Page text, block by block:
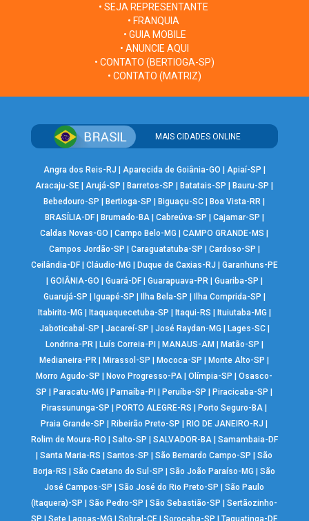
• SEJA REPRESENTANTE
• FRANQUIA
• GUIA MOBILE
• ANUNCIE AQUI
• CONTATO (BERTIOGA-SP)
• CONTATO (MATRIZ)
MAIS CIDADES ONLINE
Angra dos Reis-RJ | Aparecida de Goiânia-GO | Apiaí-SP |
Aracaju-SE | Arujá-SP |Barretos-SP |Batatais-SP |Bauru-SP |
Bebedouro-SP |Bertioga-SP |Biguaçu-SC |Boa Vista-RR |
BRASÍLIA-DF| Brumado-BA| Cabreúva-SP | Cajamar-SP |
Caldas Novas-GO |Campo Belo-MG |CAMPO GRANDE-MS |
Campos Jordão-SP | Caraguatatuba-SP | Cardoso-SP |
Ceilândia-DF| Cláudio-MG | Duque de Caxias-RJ | Garanhuns-PE
| GOIÂNIA-GO | Guará-DF| Guarapuava-PR | Guariba-SP |
Guarujá-SP | Iguapé-SP | Ilha Bela-SP | Ilha Comprida-SP |
Itabirito-MG | Itaquaquecetuba-SP | Itaqui-RS | Ituiutaba-MG |
Jaboticabal-SP | Jacareí-SP | José Raydan-MG | Lages-SC|
Londrina-PR | Luís Correia-PI | MANAUS-AM | Matão-SP |
Medianeira-PR |Mirassol-SP |Mococa-SP |Monte Alto-SP |
Morro Agudo-SP |Novo Progresso-PA |Olímpia-SP |Osasco-
SP |Paracatu-MG |Parnaíba-PI |Peruíbe-SP |Piracicaba-SP |
Pirassununga-SP |PORTO ALEGRE-RS |Porto Seguro-BA |
Praia Grande-SP |Ribeirão Preto-SP |RIO DE JANEIRO-RJ |
Rolim de Moura-RO | Salto-SP | SALVADOR-BA| Samambaia-DF
|Santa Maria-RS |Santos-SP |São Bernardo Campo-SP |São
Borja-RS |São Caetano do Sul-SP |São João Paraíso-MG |São
José Campos-SP |São José do Rio Preto-SP |São Paulo
(Itaquera)-SP |São Pedro-SP |São Sebastião-SP |Sertãozinho-
SP |Sete Lagoas-MG |Sobral-CE |Sorocaba-SP |Taguatinga-DF